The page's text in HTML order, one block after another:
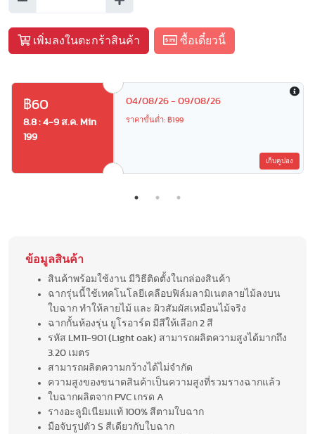
เพิ่มลงในตะกร้าสินค้า ซื้อเดี๋ยวนี้
฿60
8.8 : 4-9 ส.ค. Min
199
04/08/26 - 09/08/26
ราคาขั้นต่ำ: ฿199
เก็บคูปอง
ข้อมูลสินค้า
สินค้าพร้อมใช้งาน มีวิธีติดตั้งในกล่องสินค้า
ฉากรุ่นนี้ใช้เทคโนโลยีเคลือบฟิล์มลามิเนตลายไม้ลงบน
ใบฉาก ทำให้ลายไม้ และ ผิวสัมผัสเหมือนไม้จริง
ฉากกั้นห้องรุ่น ยูโรอาร์ต มีสีให้เลือก 2 สี
รหัส LM11-901 (Light oak) สามารถผลิตความสูงได้มากถึง
3.20 เมตร
สามารถผลิตความกว้างได้ไม่จำกัด
ความสูงของขนาดสินค้าเป็นความสูงที่รวมรางฉากแล้ว
ใบฉากผลิตจาก PVC เกรด A
รางอะลูมิเนียมแท้ 100% สีตามใบฉาก
มือจับรูปตัว S สีเดียวกับใบฉาก